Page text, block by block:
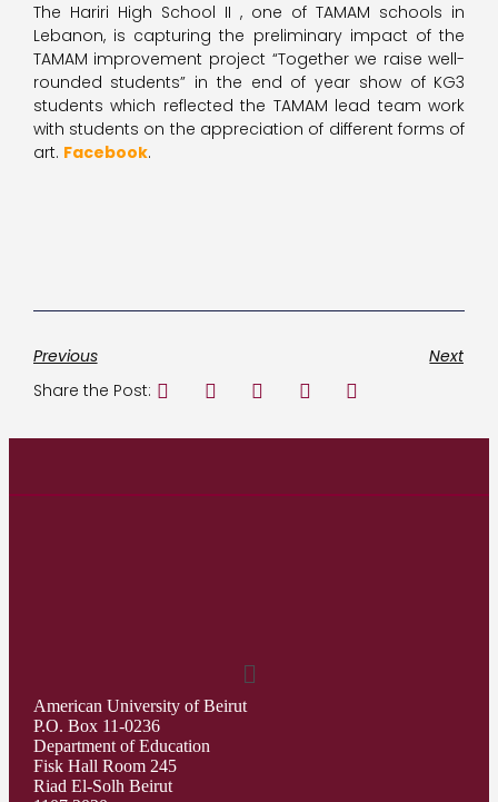
The Hariri High School II , one of TAMAM schools in
Lebanon, is capturing the preliminary impact of the
TAMAM improvement project “Together we raise well-
rounded students” in the end of year show of KG3
students which reflected the TAMAM lead team work
with students on the appreciation of different forms of
art. Facebook.
Previous
Next
Share the Post:
American University of Beirut
P.O. Box 11-0236
Department of Education
Fisk Hall Room 245
Riad El-Solh Beirut